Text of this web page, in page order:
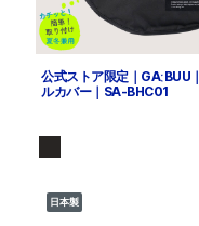
公式ストア限定｜GAːBUU
ルカバー｜SA-BHC01
日本製